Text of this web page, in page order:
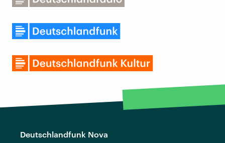
Deutschlandfunk Nova